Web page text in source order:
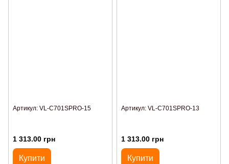
Артикул: VL-C701SPRO-15
1 313.00 грн
Купити
Артикул: VL-C701SPRO-13
1 313.00 грн
Купити